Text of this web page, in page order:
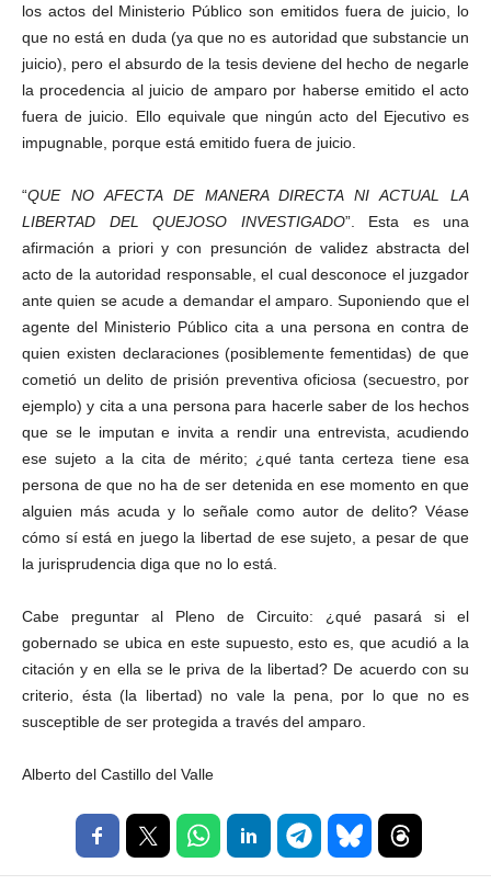
los actos del Ministerio Público son emitidos fuera de juicio, lo
que no está en duda (ya que no es autoridad que substancie un
juicio), pero el absurdo de la tesis deviene del hecho de negarle
la procedencia al juicio de amparo por haberse emitido el acto
fuera de juicio. Ello equivale que ningún acto del Ejecutivo es
impugnable, porque está emitido fuera de juicio.
“QUE NO AFECTA DE MANERA DIRECTA NI ACTUAL LA
LIBERTAD DEL QUEJOSO INVESTIGADO”. Esta es una
afirmación a priori y con presunción de validez abstracta del
acto de la autoridad responsable, el cual desconoce el juzgador
ante quien se acude a demandar el amparo. Suponiendo que el
agente del Ministerio Público cita a una persona en contra de
quien existen declaraciones (posiblemente fementidas) de que
cometió un delito de prisión preventiva oficiosa (secuestro, por
ejemplo) y cita a una persona para hacerle saber de los hechos
que se le imputan e invita a rendir una entrevista, acudiendo
ese sujeto a la cita de mérito; ¿qué tanta certeza tiene esa
persona de que no ha de ser detenida en ese momento en que
alguien más acuda y lo señale como autor de delito? Véase
cómo sí está en juego la libertad de ese sujeto, a pesar de que
la jurisprudencia diga que no lo está.
Cabe preguntar al Pleno de Circuito: ¿qué pasará si el
gobernado se ubica en este supuesto, esto es, que acudió a la
citación y en ella se le priva de la libertad? De acuerdo con su
criterio, ésta (la libertad) no vale la pena, por lo que no es
susceptible de ser protegida a través del amparo.
Alberto del Castillo del Valle